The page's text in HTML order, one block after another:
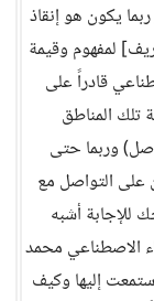
يكون هو إنقاذ
لمفهوم وقيمة
قادراً على
تلك المناطق
وربما حتى
على التواصل مع
للإجابة أشبه
الاصطناعي محمد
إليها وكيف